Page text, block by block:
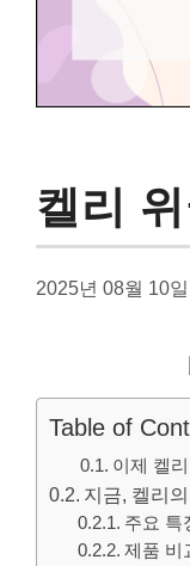
켈리
2025년 08월 10일
Table of
이제 켈
지금, 켈리
주요 특
제품 비